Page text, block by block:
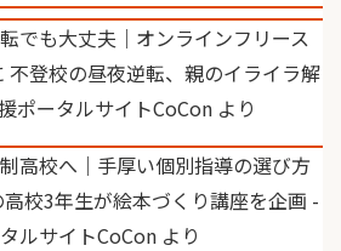
でも大丈夫｜オンラインフリース
不登校の昼夜逆転、親のイライラ解
ポータルサイトCoCon より
高校へ｜手厚い個別指導の選び方
校3年生が絵本づくり講座を企画 -
ルサイトCoCon より